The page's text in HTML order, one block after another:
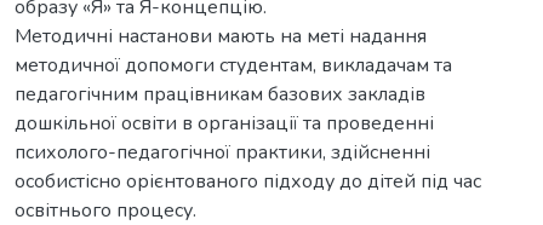
образу «Я» та Я-концепцію.
Методичні настанови мають на меті надання
методичної допомоги студентам, викладачам та
педагогічним працівникам базових закладів
дошкільної освіти в організації та проведенні
психолого-педагогічної практики, здійсненні
особистісно орієнтованого підходу до дітей під час
освітнього процесу.